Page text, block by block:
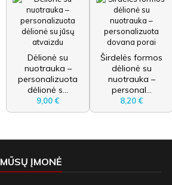
Dėlionė su
nuotrauka –
personalizuota
dėlionė s...
9,00 €
Širdelės formos
dėlionė su
nuotrauka –
personal...
8,20 €
MŪSŲ ĮMONĖ